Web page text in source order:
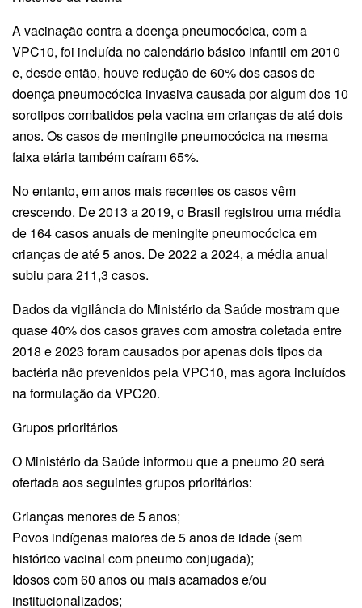
A vacinação contra a doença pneumocócica, com a
VPC10, foi incluída no calendário básico infantil em 2010
e, desde então, houve redução de 60% dos casos de
doença pneumocócica invasiva causada por algum dos 10
sorotipos combatidos pela vacina em crianças de até dois
anos. Os casos de meningite pneumocócica na mesma
faixa etária também caíram 65%.
No entanto, em anos mais recentes os casos vêm
crescendo. De 2013 a 2019, o Brasil registrou uma média
de 164 casos anuais de meningite pneumocócica em
crianças de até 5 anos. De 2022 a 2024, a média anual
subiu para 211,3 casos.
Dados da vigilância do Ministério da Saúde mostram que
quase 40% dos casos graves com amostra coletada entre
2018 e 2023 foram causados por apenas dois tipos da
bactéria não prevenidos pela VPC10, mas agora incluídos
na formulação da VPC20.
Grupos prioritários
O Ministério da Saúde informou que a pneumo 20 será
ofertada aos seguintes grupos prioritários:
Crianças menores de 5 anos;
Povos indígenas maiores de 5 anos de idade (sem
histórico vacinal com pneumo conjugada);
Idosos com 60 anos ou mais acamados e/ou
institucionalizados;